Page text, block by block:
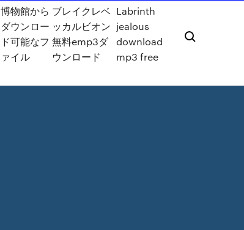
博物館から
ダウンロー
ド可能なフ
ァイル
ブレイクレベ
ッカルビオン
無料emp3ダ
ウンロード
Labrinth
jealous
download
mp3 free